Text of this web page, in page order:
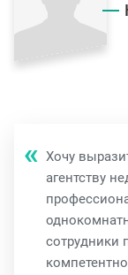
Хочу
агентству
сотрудники